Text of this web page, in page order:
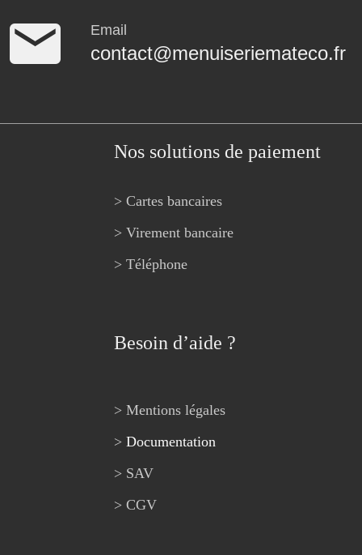
Email
contact@menuiseriemateco.fr
Nos solutions de paiement
> Cartes bancaires
> Virement bancaire
> Téléphone
Besoin d’aide ?
> Mentions légales
> Documentation
> SAV
> CGV